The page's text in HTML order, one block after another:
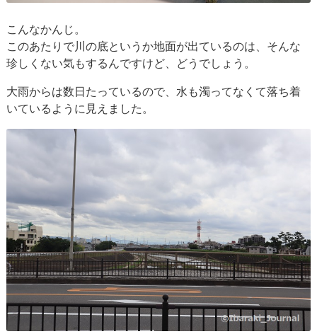
こんなかんじ。
このあたりで川の底というか地面が出ているのは、そんな
珍しくない気もするんですけど、どうでしょう。
大雨からは数日たっているので、水も濁ってなくて落ち着
いているように見えました。